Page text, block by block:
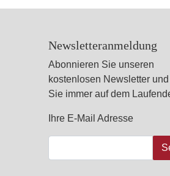
Newsletteranmeldung
Abonnieren Sie unseren
kostenlosen Newsletter
Sie immer auf dem
Ihre E-Mail Adresse